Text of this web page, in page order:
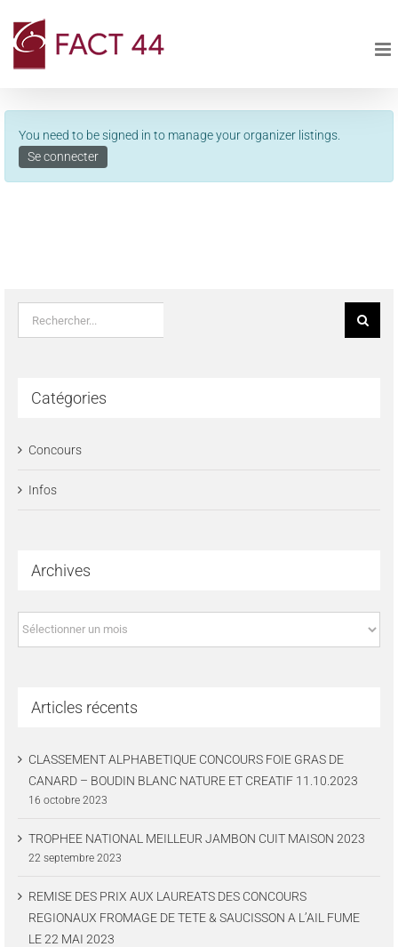
contenu
You need to be signed in to manage your organizer listings.
Se connecter
Catégories
Concours
Infos
Archives
Archives
Articles récents
CLASSEMENT ALPHABETIQUE CONCOURS FOIE GRAS DE
CANARD – BOUDIN BLANC NATURE ET CREATIF 11.10.2023
16 octobre 2023
TROPHEE NATIONAL MEILLEUR JAMBON CUIT MAISON 2023
22 septembre 2023
REMISE DES PRIX AUX LAUREATS DES CONCOURS
REGIONAUX FROMAGE DE TETE & SAUCISSON A L’AIL FUME
LE 22 MAI 2023